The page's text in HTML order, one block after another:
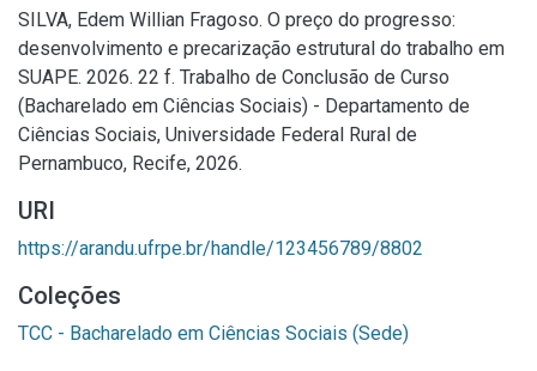
SILVA, Edem Willian Fragoso. O preço do progresso:
desenvolvimento e precarização estrutural do trabalho em
SUAPE. 2026. 22 f. Trabalho de Conclusão de Curso
(Bacharelado em Ciências Sociais) - Departamento de
Ciências Sociais, Universidade Federal Rural de
Pernambuco, Recife, 2026.
URI
https://arandu.ufrpe.br/handle/123456789/8802
Coleções
TCC - Bacharelado em Ciências Sociais (Sede)